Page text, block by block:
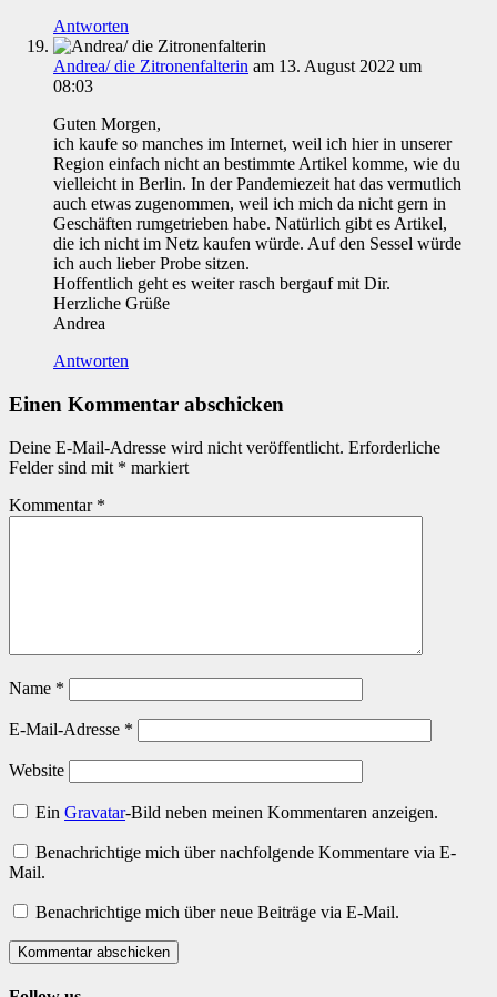
Antworten
Andrea/ die Zitronenfalterin am 13. August 2022 um
08:03
Guten Morgen,
ich kaufe so manches im Internet, weil ich hier in unserer
Region einfach nicht an bestimmte Artikel komme, wie du
vielleicht in Berlin. In der Pandemiezeit hat das vermutlich
auch etwas zugenommen, weil ich mich da nicht gern in
Geschäften rumgetrieben habe. Natürlich gibt es Artikel,
die ich nicht im Netz kaufen würde. Auf den Sessel würde
ich auch lieber Probe sitzen.
Hoffentlich geht es weiter rasch bergauf mit Dir.
Herzliche Grüße
Andrea
Antworten
Einen Kommentar abschicken
Deine E-Mail-Adresse wird nicht veröffentlicht. Erforderliche
Felder sind mit * markiert
Kommentar *
Name *
E-Mail-Adresse *
Website
EinGravatar-Bild neben meinen Kommentaren anzeigen.
Benachrichtige mich über nachfolgende Kommentare via E-
Mail.
Benachrichtige mich über neue Beiträge via E-Mail.
Kommentar abschicken